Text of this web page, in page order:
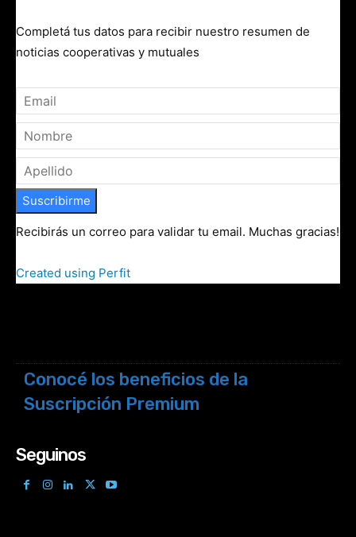
Completá tus datos para recibir nuestro resumen de
noticias cooperativas y mutuales
Suscribirme
Recibirás un correo para validar tu email. Muchas gracias!
Created using Perfit
Conocé los beneficios de la
Suscripción Premium
Seguinos